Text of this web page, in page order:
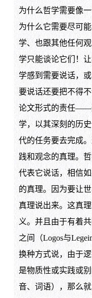
为什么哲学需要像
为什么它需要尽可
学、也跟其他任何
学只能谈论它们！
学感到需要说话，
要说话还要把不得
论文形式的责任——
学，以其深刻的历
代的任务要去完成
践和观念的真理。
代表它说话，相信
的真理。因为要让
真理说出来。这真
义。并且由于有着
之间（Logos与
换种方式说，由于
是物质性或实践或
音、词语），那么